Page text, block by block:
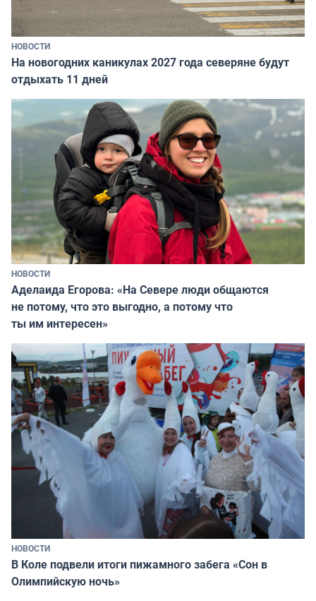
НОВОСТИ
На новогодних каникулах 2027 года северяне будут
отдыхать 11 дней
НОВОСТИ
Аделаида Егорова: «На Севере люди общаются
не потому, что это выгодно, а потому что
ты им интересен»
НОВОСТИ
В Коле подвели итоги пижамного забега «Сон в
Олимпийскую ночь»